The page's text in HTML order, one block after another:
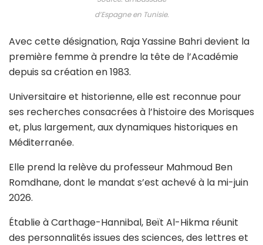
d’Espagne en Tunisie.
Avec cette désignation, Raja Yassine Bahri devient la
première femme à prendre la tête de l’Académie
depuis sa création en 1983.
Universitaire et historienne, elle est reconnue pour
ses recherches consacrées à l’histoire des Morisques
et, plus largement, aux dynamiques historiques en
Méditerranée.
Elle prend la relève du professeur Mahmoud Ben
Romdhane, dont le mandat s’est achevé à la mi-juin
2026.
Établie à Carthage-Hannibal, Beït Al-Hikma réunit
des personnalités issues des sciences, des lettres et